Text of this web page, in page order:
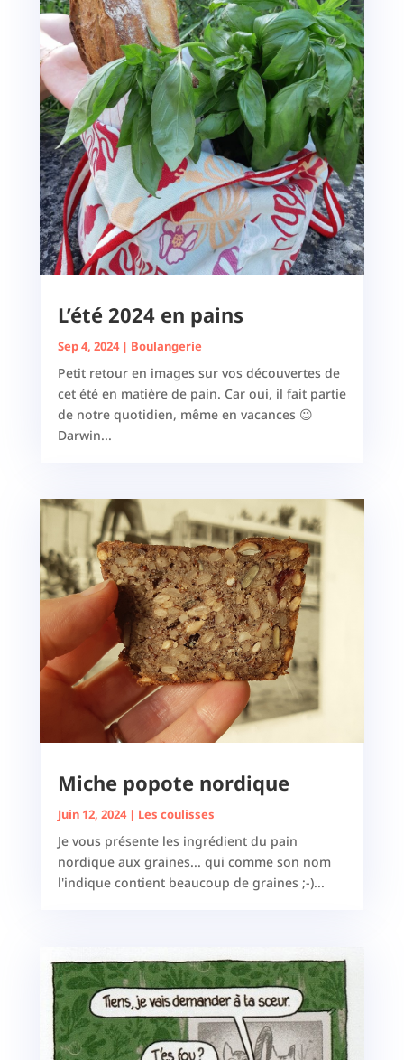
L’été 2024 en pains
Sep 4, 2024| Boulangerie
Petit retour en images sur vos découvertes de
cet été en matière de pain. Car oui, il fait partie
de notre quotidien, même en vacances 😉
Darwin...
Miche popote nordique
Juin 12, 2024| Les coulisses
Je vous présente les ingrédient du pain
nordique aux graines... qui comme son nom
l'indique contient beaucoup de graines ;-)...